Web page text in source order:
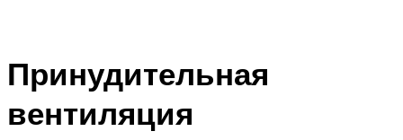
Принудительная
вентиляция